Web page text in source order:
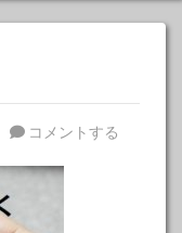
コメントする